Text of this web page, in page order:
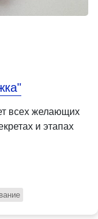
всех желающих
и этапах